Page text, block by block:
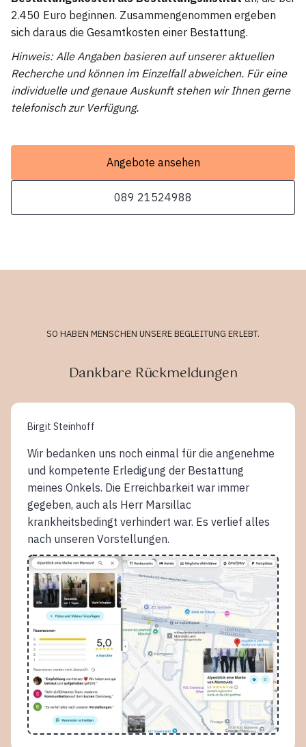
2.450 Euro beginnen. Zusammengenommen ergeben
sich daraus die Gesamtkosten einer Bestattung.
Hinweis: Alle Angaben basieren auf unserer aktuellen
Recherche und können im Einzelfall abweichen. Für eine
individuelle und genaue Auskunft stehen wir Ihnen gerne
telefonisch zur Verfügung.
Angebote ansehen
089 21524988
SO HABEN MENSCHEN UNSERE BEGLEITUNG ERLEBT.
Dankbare Rückmeldungen
Birgit Steinhoff
Wir bedanken uns noch einmal für die angenehme
und kompetente Erledigung der Bestattung
meines Onkels. Die Erreichbarkeit war immer
gegeben, auch als Herr Marsillac
krankheitsbedingt verhindert war. Es verlief alles
nach unseren Vorstellungen.